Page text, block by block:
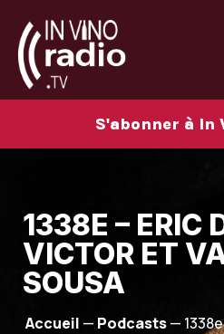
S'abonner à In
1338E – ERIC
VICTOR ET
SOUSA
Accueil — Podcasts—